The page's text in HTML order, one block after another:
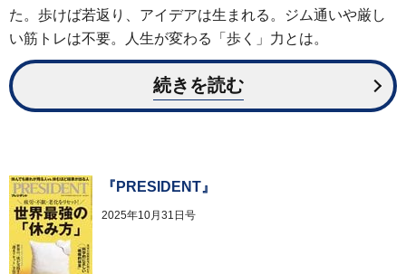
た。歩けば若返り、アイデアは生まれる。ジム通いや厳し
い筋トレは不要。人生が変わる「歩く」力とは。
続きを読む
『PRESIDENT』
2025年10月31日号